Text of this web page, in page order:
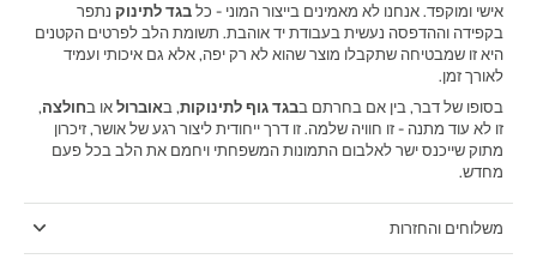
אישי ומוקפד. אנחנו לא מאמינים בייצור המוני - כל בגד לתינוק נתפר
בקפידה וההדפסה נעשית בעבודת יד אוהבת. תשומת הלב לפרטים הקטנים
היא זו שמבטיחה שתקבלו מוצר שהוא לא רק יפה, אלא גם איכותי ועמיד
לאורך זמן.
בסופו של דבר, בין אם בחרתם בבגד גוף לתינוקות, באוברול או בחולצה,
זו לא עוד מתנה - זו חוויה שלמה. זו דרך ייחודית ליצור רגע של אושר, זיכרון
מתוק שייכנס ישר לאלבום התמונות המשפחתי ויחמם את הלב בכל פעם
מחדש.
משלוחים והחזרות